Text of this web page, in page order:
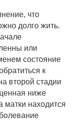
что
долго жить.
или
состояние
к
второй стадии
ниже
матки находится